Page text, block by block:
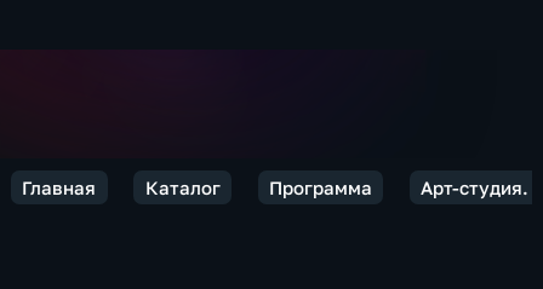
Главная Каталог Программа Арт-студия.